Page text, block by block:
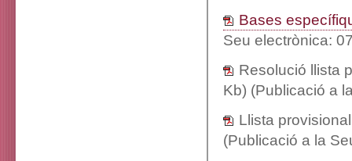
Bases
Seu electrònica:
Resolució llista
Kb) (Publicació a
Llista
(Publicació a la